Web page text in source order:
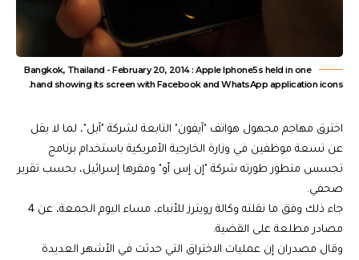
Bangkok, Thailand - February 20, 2014 : Apple Iphone5s held in one
hand showing its screen with Facebook and WhatsApp application icons.
اخترق مهاجم مجهول هواتف "آيفون" التابعة لشركة "آبل"، لما لا يقل
عن تسعة موظفين في وزارة الخارجية الأمريكية باستخدام برنامج
تجسس متطور طورته شركة "إن إس أو" ومقرها إسرائيل، بحسب تقرير
صحفي.
جاء ذلك وفق ما نقلته وكالة رويترز للأنباء، مساء اليوم الجمعة، عن 4
مصادر مطلعة على القضية.
وقال مصدران إن عمليات الاختراق التي حدثت في الأشهر العديدة